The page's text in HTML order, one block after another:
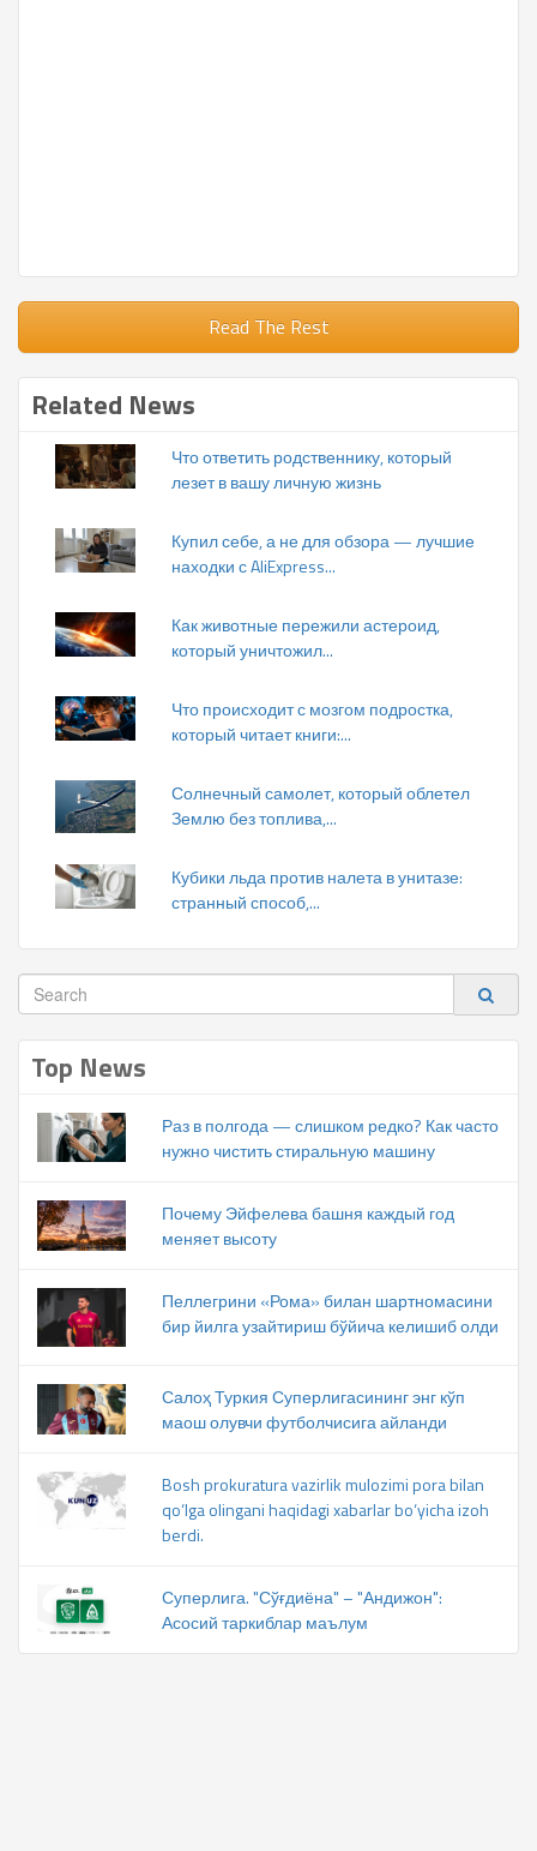
Read The Rest
Related News
Что ответить родственнику, который
лезет в вашу личную жизнь
Купил себе, а не для обзора — лучшие
находки с AliExpress...
Как животные пережили астероид,
который уничтожил...
Что происходит с мозгом подростка,
который читает книги:...
Солнечный самолет, который облетел
Землю без топлива,...
Кубики льда против налета в унитазе:
странный способ,...
Top News
Раз в полгода — слишком редко? Как часто
нужно чистить стиральную машину
Почему Эйфелева башня каждый год
меняет высоту
Пеллегрини «Рома» билан шартномасини
бир йилга узайтириш бўйича келишиб олди
Салоҳ Туркия Суперлигасининг энг кўп
маош олувчи футболчисига айланди
Bosh prokuratura vazirlik mulozimi pora bilan
qo‘lga olingani haqidagi xabarlar bo‘yicha izoh
berdi.
Суперлига. "Сўғдиёна" – "Андижон":
Асосий таркиблар маълум